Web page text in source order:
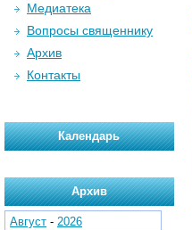
Медиатека
Вопросы священнику
Архив
Контакты
Календарь
Архив
Август - 2026